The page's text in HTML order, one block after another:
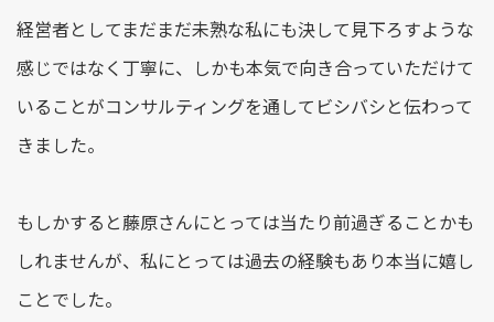
経営者としてまだまだ未熟な私にも決して見下ろすような
感じではなく丁寧に、しかも本気で向き合っていただけて
いることがコンサルティングを通してビシバシと伝わって
きました。
もしかすると藤原さんにとっては当たり前過ぎることかも
しれませんが、私にとっては過去の経験もあり本当に嬉し
ことでした。